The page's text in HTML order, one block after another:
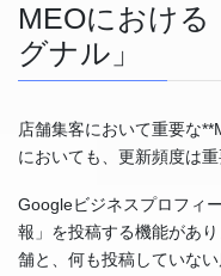
MEOにおけ
グナル」
店舗集客において重要な
においても、更新頻度は重
Googleビジネスプロフィ
報」を投稿する機能があ
舗と、何も投稿していな